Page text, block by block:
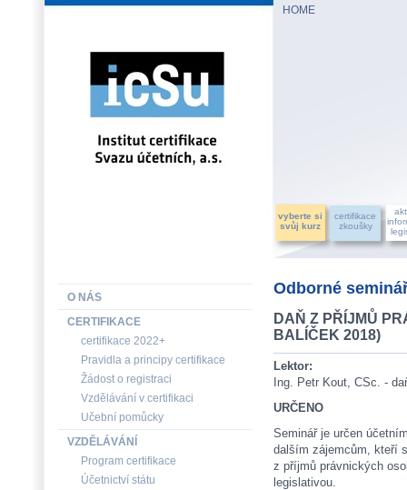
HOME
vyberte si
svůj kurz
certifikace
zkoušky
Odborné
DAŇ Z PŘÍJMŮ
BALÍČEK 2018)
Lektor:
Ing. Petr Kout, CSc. -
URČENO
Seminář je určen
dalším zájemcům, kteří
z příjmů právnických
legislativou.
O NÁS
CERTIFIKACE
certifikace 2022+
Pravidla a principy certifikace
Žádost o registraci
Vzdělávání v certifikaci
Učební pomůcky
VZDĚLÁVÁNÍ
Program certifikace
Účetnictví státu